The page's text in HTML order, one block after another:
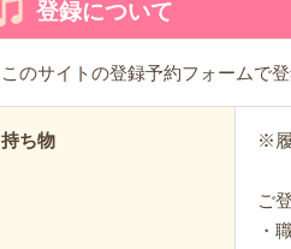
登録について
このサイトの登録予約フォームで
持ち物 ※
ご
・